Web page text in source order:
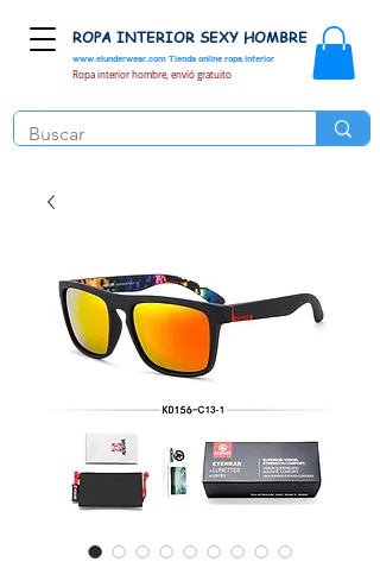
www.elunderwear.com Tienda online ropa interior
ROPA INTERIOR SEXY HOMBRE
Ropa interior hombre, envió gratuito